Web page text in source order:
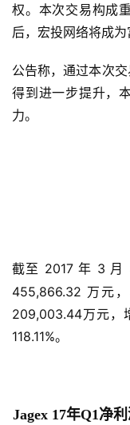
权。本次交易构成
后，宏投网络将成为
公告称，通过本次
得到进一步提升，
力。
截至 2017 年 3 月
455,866.32 万元
209,003.44万元，
118.11%。
Jagex 17年Q1净